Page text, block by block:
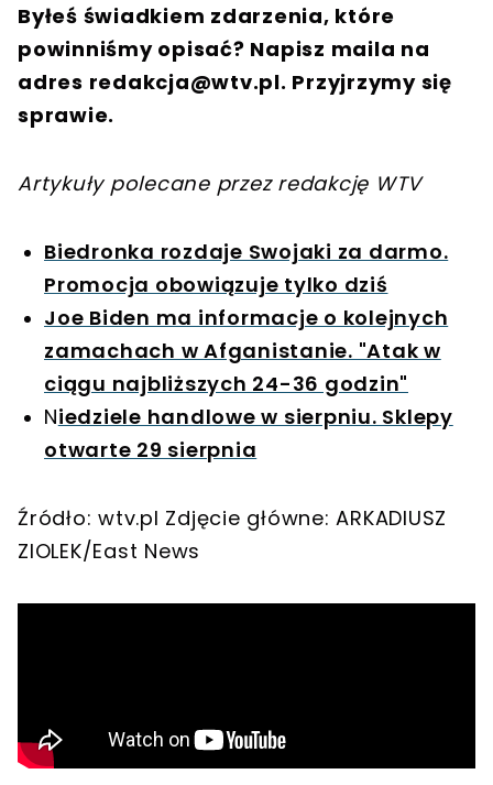
Byłeś świadkiem zdarzenia, które
powinniśmy opisać? Napisz maila na
adres redakcja@wtv.pl. Przyjrzymy się
sprawie.
Artykuły polecane przez redakcję WTV
Biedronka rozdaje Swojaki za darmo.
Promocja obowiązuje tylko dziś
Joe Biden ma informacje o kolejnych
zamachach w Afganistanie. "Atak w
ciągu najbliższych 24-36 godzin"
Niedziele handlowe w sierpniu. Sklepy
otwarte 29 sierpnia
Źródło: wtv.pl Zdjęcie główne: ARKADIUSZ
ZIOLEK/East News